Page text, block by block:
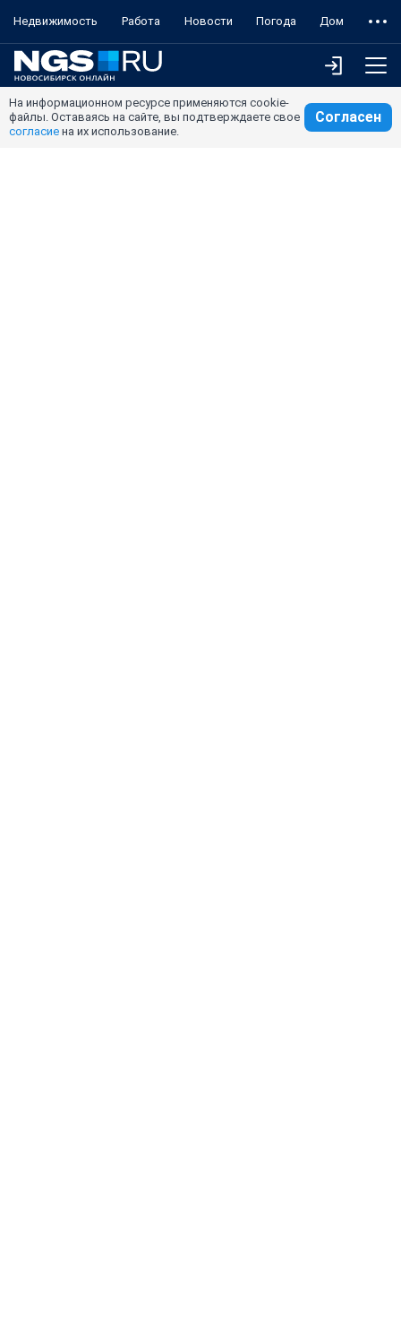
Недвижимость Работа Новости Погода Дом
На информационном ресурсе применяются cookie-
файлы. Оставаясь на сайте, вы подтверждаете свое
согласие на их использование.
Согласен